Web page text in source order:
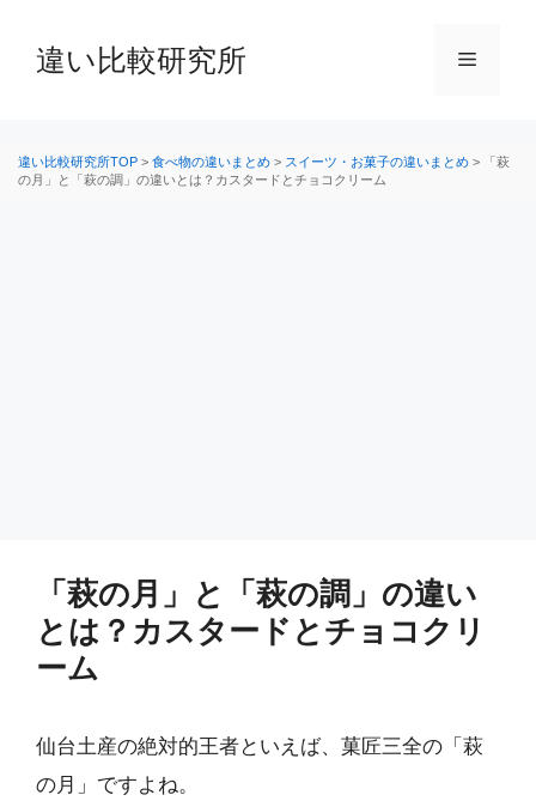
へ
違い比較研究所 メ
違い比較研究所TOP > 食べ物の違いまとめ > スイーツ・お菓子の違いまとめ >
「萩
の月」と「萩の調」の違いとは？カスタードとチョコクリーム
「萩の月」と「萩の調」の違い
とは？カスタードとチョコクリ
ーム
仙台土産の絶対的王者といえば、菓匠三全の「萩
の月」ですよね。